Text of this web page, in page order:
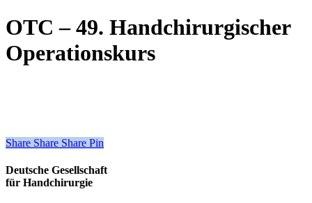
OTC – 49. Handchirurgischer
Operationskurs
Share
Share Share Share Pin
Deutsche Gesellschaft
für Handchirurgie